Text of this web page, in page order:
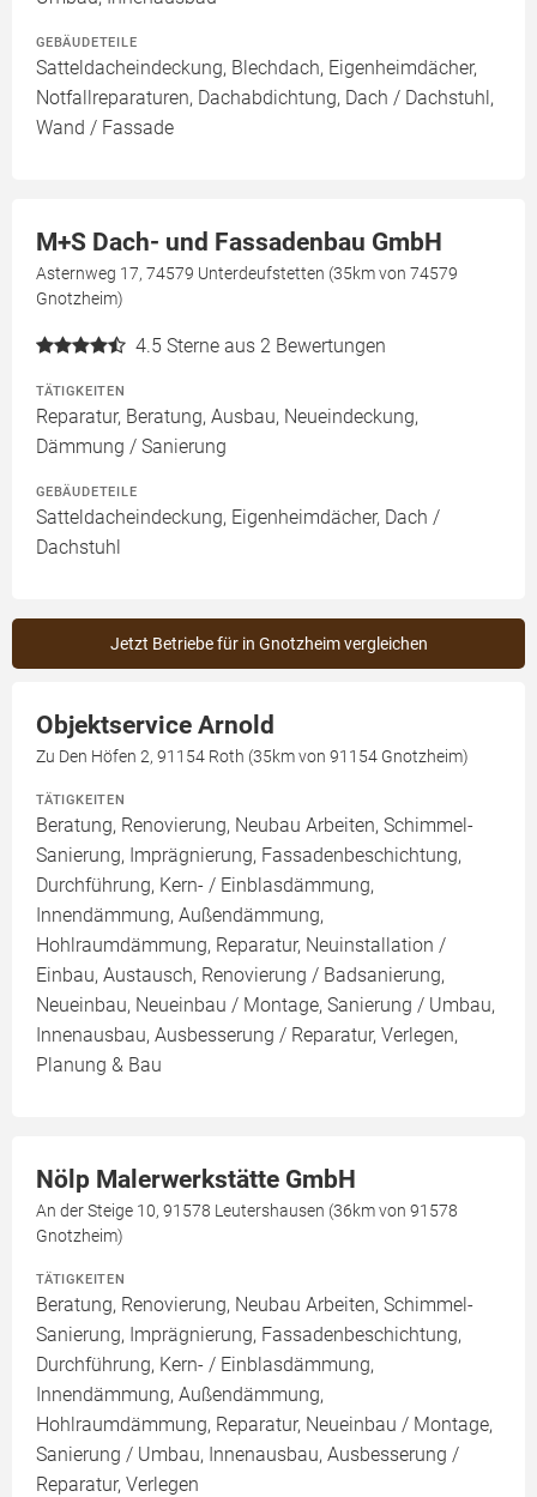
GEBÄUDETEILE
Satteldacheindeckung, Blechdach, Eigenheimdächer,
Notfallreparaturen, Dachabdichtung, Dach / Dachstuhl,
Wand / Fassade
M+S Dach- und Fassadenbau GmbH
Asternweg 17, 74579 Unterdeufstetten (35km von 74579
Gnotzheim)
4.5 Sterne aus 2 Bewertungen
TÄTIGKEITEN
Reparatur, Beratung, Ausbau, Neueindeckung,
Dämmung / Sanierung
GEBÄUDETEILE
Satteldacheindeckung, Eigenheimdächer, Dach /
Dachstuhl
Jetzt Betriebe für in Gnotzheim vergleichen
Objektservice Arnold
Zu Den Höfen 2, 91154 Roth (35km von 91154 Gnotzheim)
TÄTIGKEITEN
Beratung, Renovierung, Neubau Arbeiten, Schimmel-
Sanierung, Imprägnierung, Fassadenbeschichtung,
Durchführung, Kern- / Einblasdämmung,
Innendämmung, Außendämmung,
Hohlraumdämmung, Reparatur, Neuinstallation /
Einbau, Austausch, Renovierung / Badsanierung,
Neueinbau, Neueinbau / Montage, Sanierung / Umbau,
Innenausbau, Ausbesserung / Reparatur, Verlegen,
Planung & Bau
Nölp Malerwerkstätte GmbH
An der Steige 10, 91578 Leutershausen (36km von 91578
Gnotzheim)
TÄTIGKEITEN
Beratung, Renovierung, Neubau Arbeiten, Schimmel-
Sanierung, Imprägnierung, Fassadenbeschichtung,
Durchführung, Kern- / Einblasdämmung,
Innendämmung, Außendämmung,
Hohlraumdämmung, Reparatur, Neueinbau / Montage,
Sanierung / Umbau, Innenausbau, Ausbesserung /
Reparatur, Verlegen